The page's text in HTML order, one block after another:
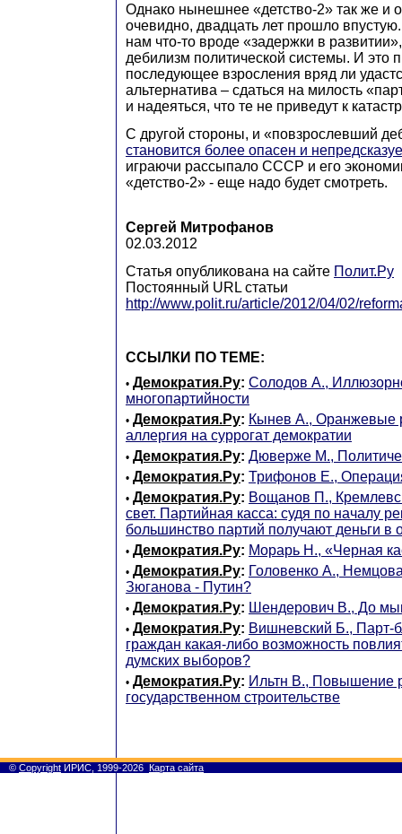
Однако нынешнее «детство-2» так же и
очевидно, двадцать лет прошло
нам что-то вроде «задержки в
дебилизм политической системы. И это
последующее взросления вряд ли
альтернатива – сдаться на милость
и надеяться, что те не приведут к
С другой стороны, и «повзрослевший
становится более опасен и
играючи рассыпало СССР и его
«детство-2» - еще надо будет смотреть.
Сергей Митрофанов
02.03.2012
Статья опубликована на сайте Полит.Ру
Постоянный URL статьи
http://www.polit.ru/article/2012/04/02/
ССЫЛКИ ПО ТЕМЕ:
• Демократия.Ру: Солодов А.,
многопартийности
• Демократия.Ру: Кынев А., Оранжевые
аллергия на суррогат демократии
• Демократия.Ру: Дюверже М.,
• Демократия.Ру: Трифонов Е.,
• Демократия.Ру: Вощанов П.,
свет. Партийная касса: судя по началу
большинство партий получают деньги в
• Демократия.Ру: Морарь Н., «Черная
• Демократия.Ру: Головенко А.,
Зюганова - Путин?
• Демократия.Ру: Шендерович В., До
• Демократия.Ру: Вишневский Б., Парт-
граждан какая-либо возможность
думских выборов?
• Демократия.Ру: Ильтн В., Повышение
государственном строительстве
© Copyright ИРИС, 1999-2026 Карта сайта